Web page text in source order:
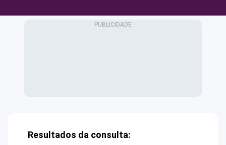
Resultados da consulta: